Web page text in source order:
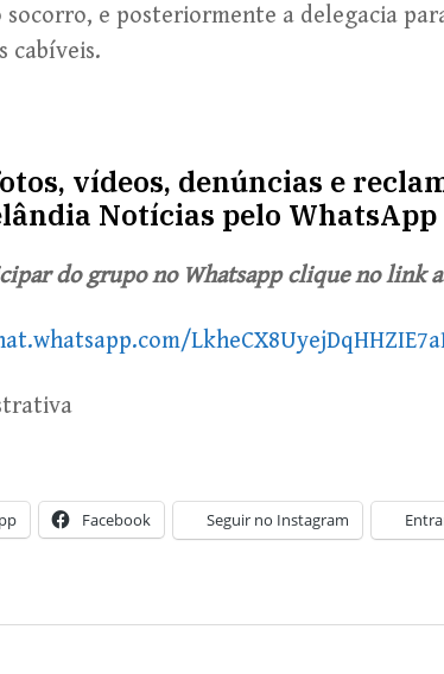
e posteriormente a delegacia
cabíveis.
vídeos, denúncias e
Notícias pelo WhatsApp
do grupo no Whatsapp clique no link
Facebook Seguir no Instagram